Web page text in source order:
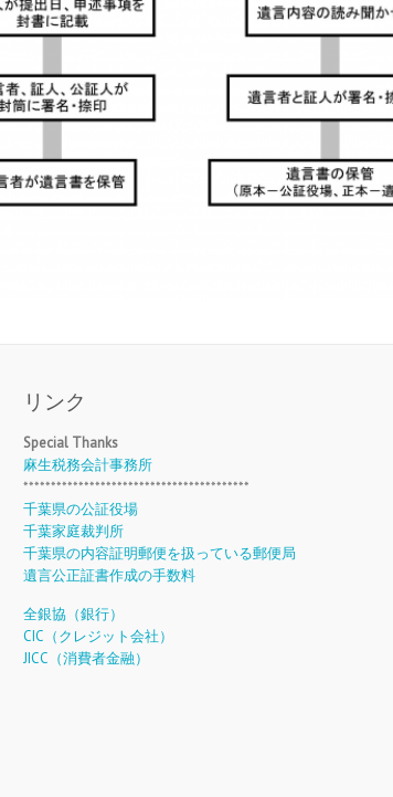
リンク
Special Thanks
麻生税務会計事務所
*****************************************
千葉県の公証役場
千葉家庭裁判所
千葉県の内容証明郵便を扱っている郵便局
遺言公正証書作成の手数料
全銀協（銀行）
CIC（クレジット会社）
JICC（消費者金融）